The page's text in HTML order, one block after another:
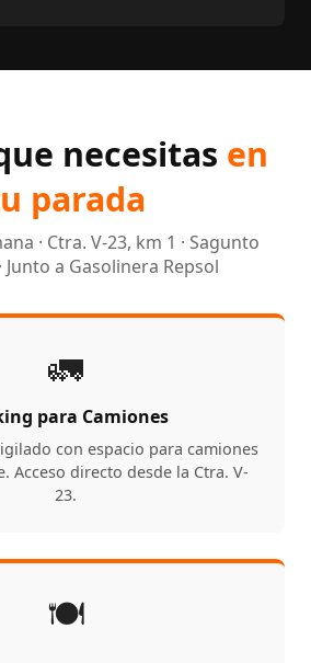
necesitas en
parada
· Ctra. V-23, km 1 · Sagunto
Junto a Gasolinera Repsol
🚛
para Camiones
con espacio para camiones
Acceso directo desde la Ctra. V-
23.
🍽️